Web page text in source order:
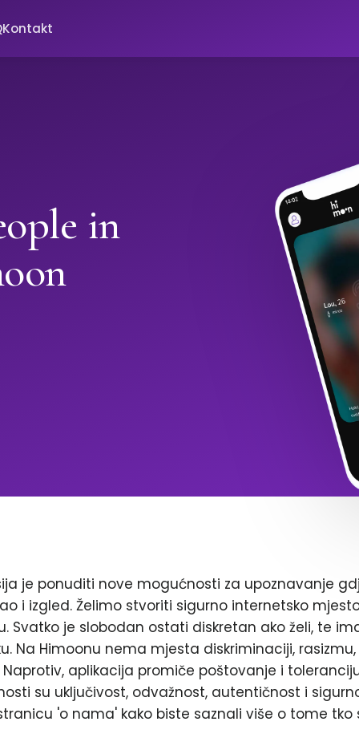
Kontakt
in
je ponuditi nove mogućnosti za upoznavanje
i izgled. Želimo stvoriti sigurno internetsko
Svatko je slobodan ostati diskretan ako želi, te
Na Himoonu nema mjesta diskriminaciji,
aplikacija promiče poštovanje i
su uključivost, odvažnost, autentičnost i
'o nama' kako biste saznali više o tome tko